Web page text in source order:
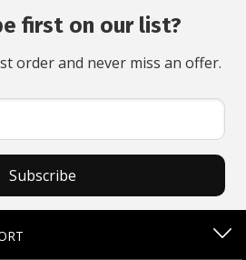
first on our list?
order and never miss an offer.
Subscribe